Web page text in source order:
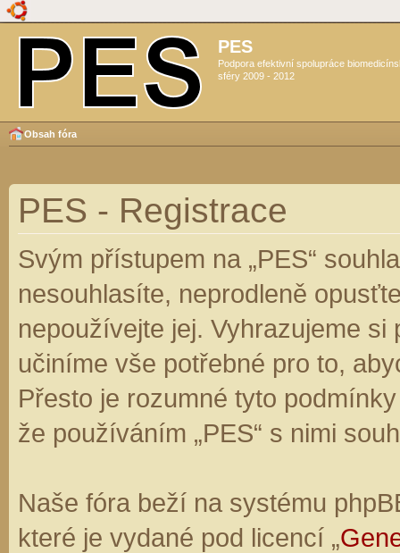
PES
Podpora efektivní spolupráce
sféry 2009 - 2012
Obsah fóra
PES - Registrace
Svým přístupem na „PES“
nesouhlasíte, neprodleně
nepoužívejte jej. Vyhrazujeme
učiníme vše potřebné pro to,
Přesto je rozumné tyto
že používáním „PES“ s nimi
Naše fóra beží na systému
které je vydané pod licencí „